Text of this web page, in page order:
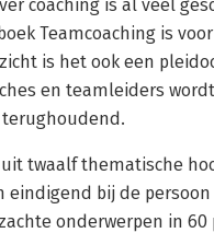
coaching is al veel
Teamcoaching is
is het ook een
en teamleiders
twaalf thematische
eindigend bij de
onderwerpen in